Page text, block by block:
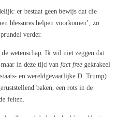
er bestaat geen bewijs dat die
blessures helpen voorkomen’, zo
verder.
wetenschap. Ik wil niet zeggen dat
in deze tijd van fact free gekrakeel
en wereldgevaarlijke D. Trump)
baken, een rots in de
feiten.